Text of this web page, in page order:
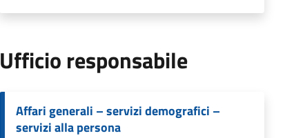
Ufficio responsabile
Affari generali – servizi demografici –
servizi alla persona